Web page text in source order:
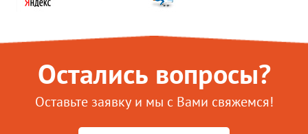
Остались вопросы?
Оставьте заявку и мы с Вами свяжемся!